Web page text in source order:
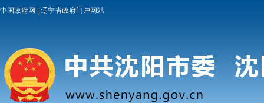
中国政府网 辽宁省政府门户网站